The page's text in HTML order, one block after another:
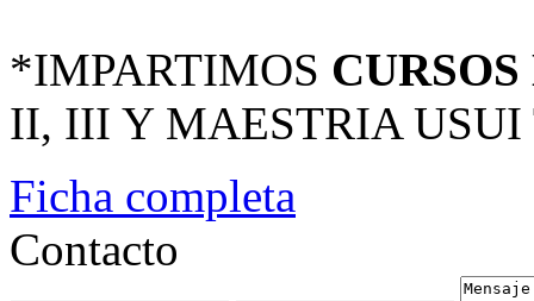
*IMPARTIMOS
II, III Y MAESTRIA USUI
Ficha completa
Contacto